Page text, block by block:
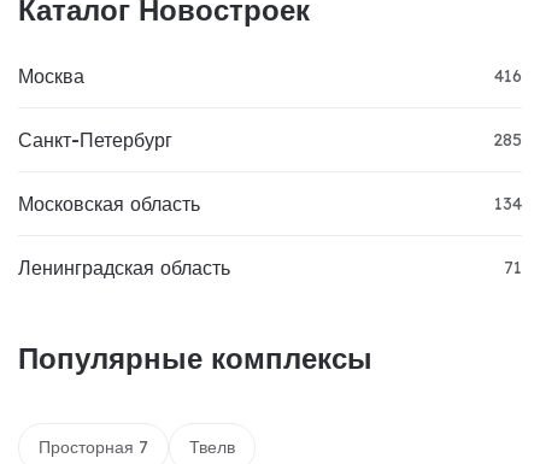
Каталог Новостроек
Москва 416
Санкт-Петербург 285
Московская область 134
Ленинградская область 71
Популярные комплексы
Просторная 7 Твелв